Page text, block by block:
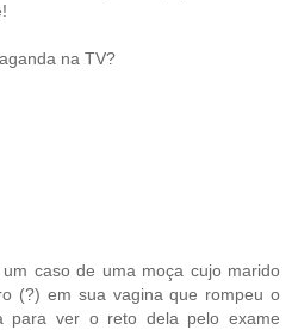
na TV?
caso de uma moça cujo marido
(?) em sua vagina que rompeu o
para ver o reto dela pelo exame